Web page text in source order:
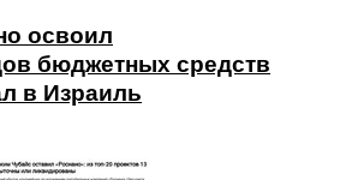
освоил
бюджетных средств
в Израиль